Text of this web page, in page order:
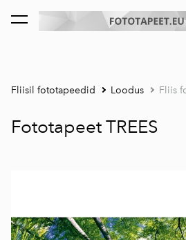
lisati ostukorvi. Vaata ostukorvi
Fliisil fototapeedid Loodus Fliis
Fototapeet TREES